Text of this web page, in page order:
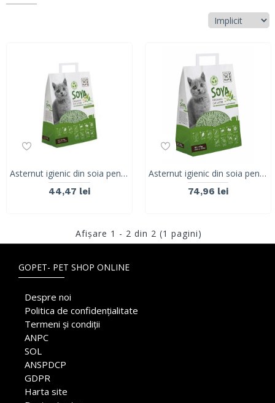
Asternut igienic din soia pentru litiera pisici, SOYA Organic, M-PETS, 100% biodegradabil, ceai verde, 6 L
44,47 lei
Asternut igienic din soia pentru litiera pisici, SOYA Organic, M-PETS, 100% biodegradabil, ceai verde, 10 L
74,96 lei
Afişare 1 - 2 din 2 (1 pagini)
GOPET- PET SHOP ONLINE
Despre noi
Politica de confidențialitate
Termeni și condiții
ANPC
SOL
ANSPDCP
GDPR
Harta site